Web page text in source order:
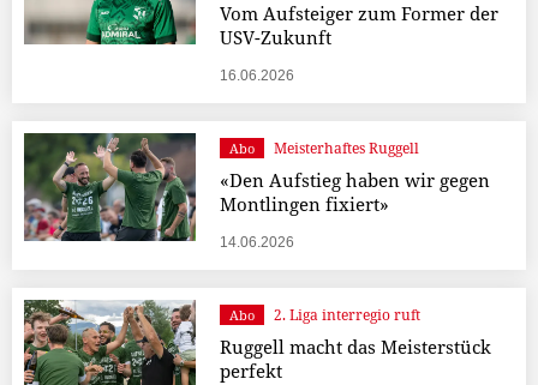
Vom Aufsteiger zum Former der
USV-Zukunft
16.06.2026
Abo Meisterhaftes Ruggell
«Den Aufstieg haben wir gegen
Montlingen fixiert»
14.06.2026
Abo 2. Liga interregio ruft
Ruggell macht das Meisterstück
perfekt